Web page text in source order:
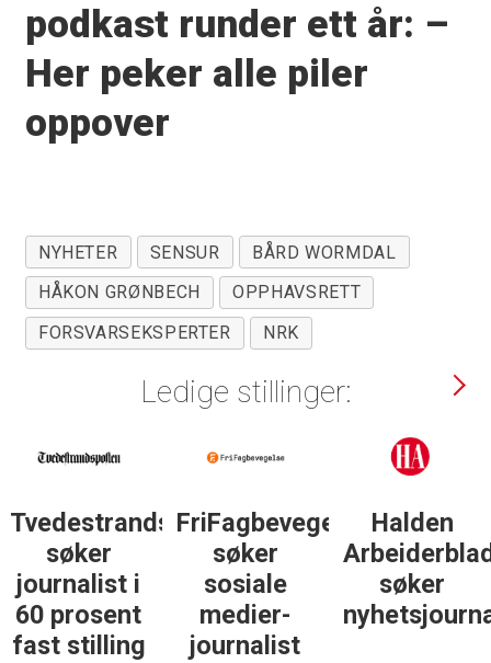
podkast runder ett år: –
Her peker alle piler
oppover
NYHETER SENSUR
BÅRD WORMDAL
HÅKON GRØNBECH
OPPHAVSRETT
FORSVARSEKSPERTER
NRK
Ledige stillinger:
Tvedestrandsposten
søker
journalist i
60 prosent
fast stilling
FriFagbevegelse
søker
sosiale
medier-
journalist
Halden
søker